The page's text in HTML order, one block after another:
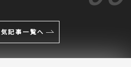
記事一覧へ